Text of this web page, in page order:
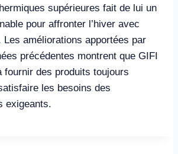
supérieures fait de lui un
pour affronter l’hiver avec
améliorations apportées par
précédentes montrent que GIFI
fournir des produits toujours
les besoins des
exigeants.